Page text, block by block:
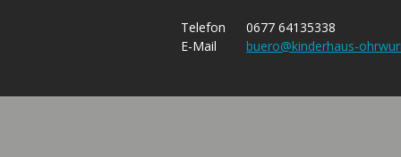
Telefon
0677 64135338
E-Mail
buero@kinderhaus-